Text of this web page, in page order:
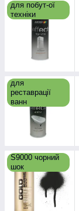
для побут-ої
техніки
для
реставрації
ванн
S9000 чорний
шок